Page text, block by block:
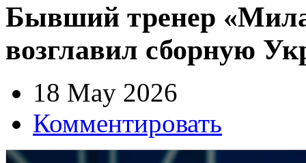
Бывший тренер
возглавил сборную
18 May 2026
Комментировать